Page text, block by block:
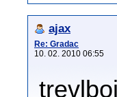
ajax
Re: Gradac
10. 02. 2010 06:55